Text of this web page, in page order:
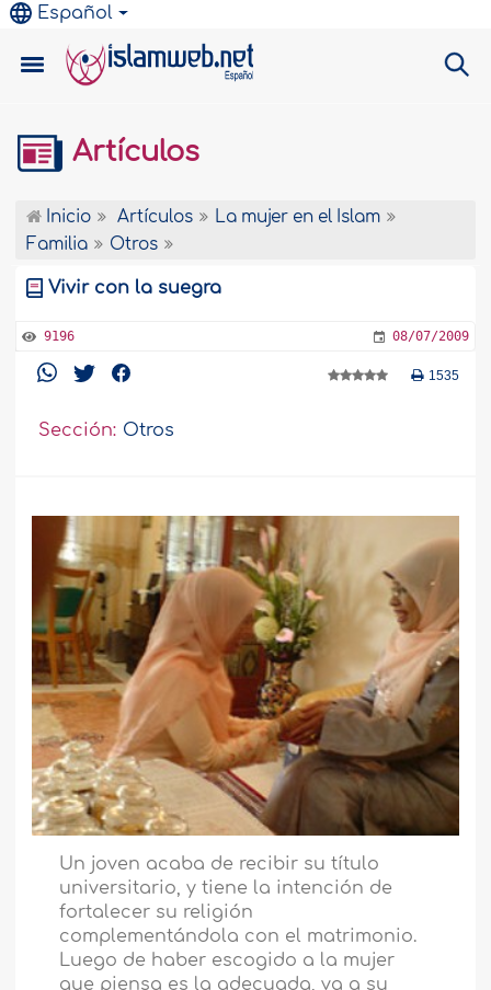
Español
Artículos
Inicio Artículos
La mujer en el Islam
Familia
Otros
Vivir con la suegra
9196 08/07/2009
1535
Sección: Otros
Un joven acaba de recibir su título
universitario, y tiene la intención de
fortalecer su religión
complementándola con el matrimonio.
Luego de haber escogido a la mujer
que piensa es la adecuada, va a su